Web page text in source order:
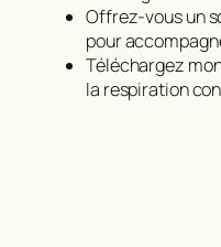
Offrez-vous un
pour
Téléchargez
la respiration